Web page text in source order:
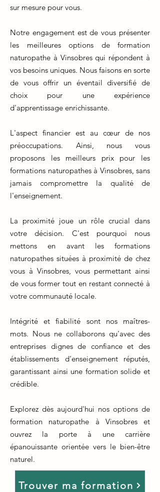
sur mesure pour vous.
Notre engagement est de vous présenter
les meilleures options de formation
naturopathe à Vinsobres qui répondent à
vos besoins uniques. Nous faisons en sorte
de vous offrir un éventail diversifié de
choix pour une expérience
d'apprentissage enrichissante.
L'aspect financier est au cœur de nos
préoccupations. Ainsi, nous vous
proposons les meilleurs prix pour les
formations naturopathes à Vinsobres, sans
jamais compromettre la qualité de
l'enseignement.
La proximité joue un rôle crucial dans
votre décision. C'est pourquoi nous
mettons en avant les formations
naturopathes situées à proximité de chez
vous à Vinsobres, vous permettant ainsi
de vous former tout en restant connecté à
votre communauté locale.
Intégrité et fiabilité sont nos maîtres-
mots. Nous ne collaborons qu'avec des
entreprises dignes de confiance et des
établissements d'enseignement réputés,
garantissant ainsi une formation solide et
crédible.
Explorez dès aujourd'hui nos options de
formation naturopathe à Vinsobres et
ouvrez la porte à une carrière
épanouissante orientée vers le bien-être
naturel.
Trouver ma formation